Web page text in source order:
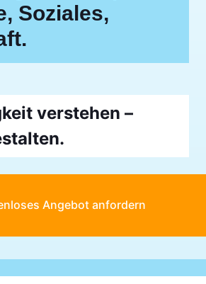
Soziales,
verstehen –
Angebot anfordern